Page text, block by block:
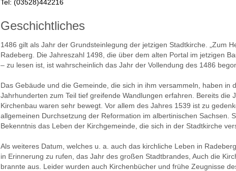
Tel: (03528)442216
Geschichtliches
1486 gilt als Jahr der Grundsteinlegung der jetzigen Stadtkirche. „Zum
Radeberg. Die Jahreszahl 1498, die über dem alten Portal im jetzigen
– zu lesen ist, ist wahrscheinlich das Jahr der Vollendung des 1486
Das Gebäude und die Gemeinde, die sich in ihm versammeln, haben in
Jahrhunderten zum Teil tief greifende Wandlungen erfahren. Bereits die
Kirchenbau waren sehr bewegt. Vor allem des Jahres 1539 ist zu
allgemeinen Durchsetzung der Reformation im albertinischen Sachsen.
Bekenntnis das Leben der Kirchgemeinde, die sich in der Stadtkirche
Als weiteres Datum, welches u. a. auch das kirchliche Leben in
in Erinnerung zu rufen, das Jahr des großen Stadtbrandes, Auch die
brannte aus. Leider wurden auch Kirchenbücher und frühe Zeugnisse